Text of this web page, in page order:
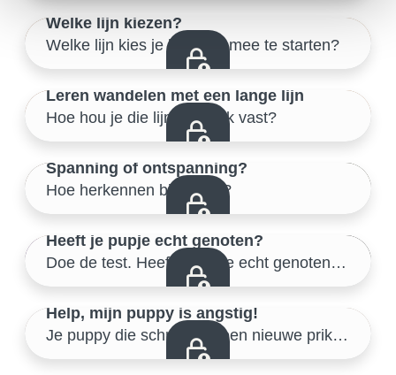
Samen de buitenwereld verkennen
Welke lijn kiezen?
Welke lijn kies je best om mee te starten?
Samen de buitenwereld verkennen
Leren wandelen met een lange lijn
Hoe hou je die lijn eigenlijk vast?
Samen de buitenwereld verkennen
Spanning of ontspanning?
Hoe herkennen bij je pup?
Samen de buitenwereld verkennen
Heeft je pupje echt genoten?
Doe de test. Heeft je pupje echt genoten van de wandeling?
Samen de buitenwereld verkennen
Help, mijn puppy is angstig!
Je puppy die schrikt van een nieuwe prikkel?